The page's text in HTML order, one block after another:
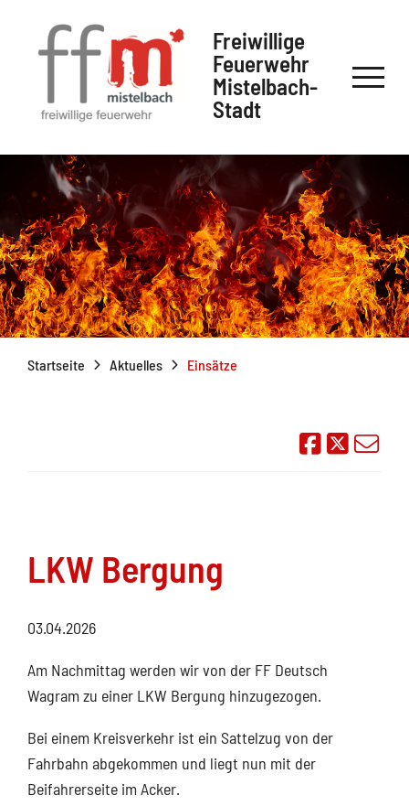
Freiwillige
Feuerwehr
Mistelbach-
Stadt
Startseite Aktuelles Einsätze
Auf
LKW Bergung
03.04.2026
Am Nachmittag werden wir von der FF Deutsch
Wagram zu einer LKW Bergung hinzugezogen.
Bei einem Kreisverkehr ist ein Sattelzug von der
Fahrbahn abgekommen und liegt nun mit der
Beifahrerseite im Acker.